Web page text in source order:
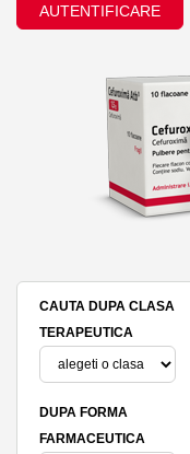
AUTENTIFICARE
CAUTA DUPA CLASA
TERAPEUTICA
DUPA FORMA
FARMACEUTICA